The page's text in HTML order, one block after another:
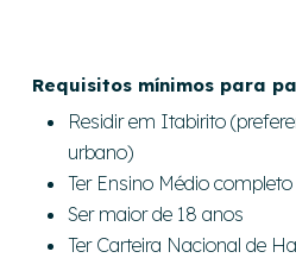
Requisitos mínimos para
Residir em Itabirito
urbano)
Ter Ensino Médio completo
Ser maior de 18 anos
Ter Carteira Nacional de